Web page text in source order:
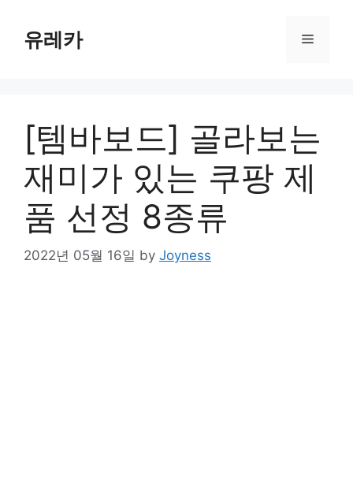
content유레카 Menu
[템바보드] 골라보는
재미가 있는 쿠팡 제
품 선정 8종류
2022년 05월 16일 by Joyness